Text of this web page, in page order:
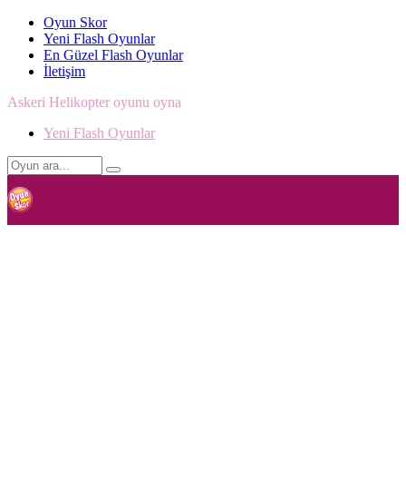
Oyun Skor
Yeni Flash Oyunlar
En Güzel Flash Oyunlar
İletişim
Askeri Helikopter oyunu oyna
Yeni Flash Oyunlar